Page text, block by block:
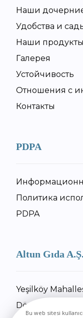
Наши
Удобства и
Наши продукты
Галерея
Устойчивость
Отношения с
Контакты
PDPA
Политика
PDPA
Altun Gıda A.Ş.
Yeşilköy
Dörtyol / Hatay
Bu web sitesi kullanıcı